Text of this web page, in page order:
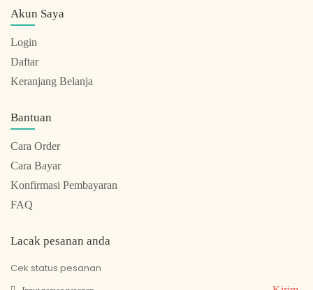
Akun Saya
Login
Daftar
Keranjang Belanja
Bantuan
Cara Order
Cara Bayar
Konfirmasi Pembayaran
FAQ
Lacak pesanan anda
Cek status pesanan